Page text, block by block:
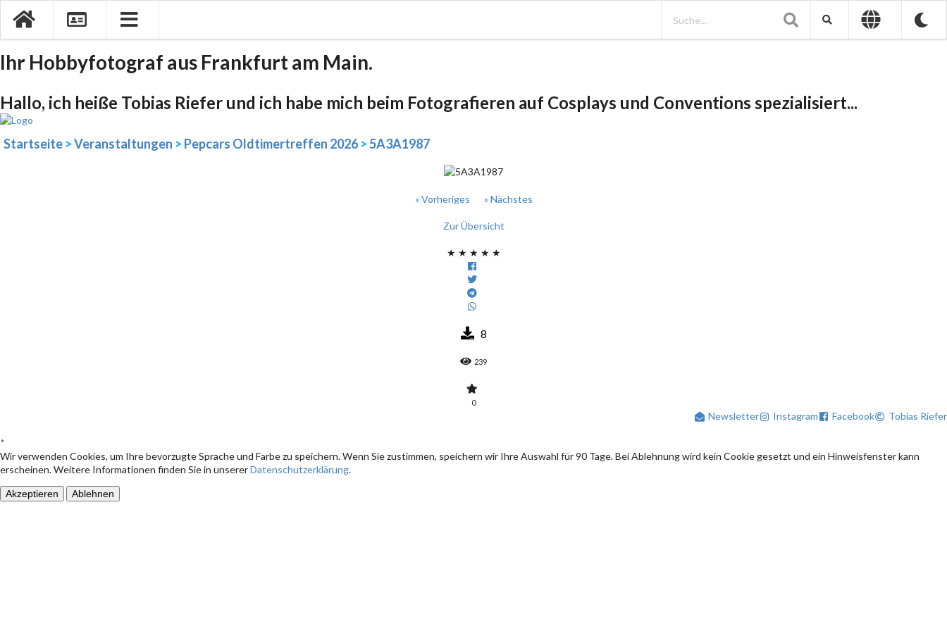
Ihr Hobbyfotograf aus Frankfurt am Main.
Hallo, ich heiße Tobias Riefer und ich habe mich beim Fotografieren auf Cosplays und Conventions spezialisiert...
Startseite >Veranstaltungen > Pepcars Oldtimertreffen 2026 >5A3A1987
« Vorheriges » Nächstes
Zur Übersicht
★ ★ ★ ★ ★
8
239
0
Newsletter Instagram Facebook Tobias Riefer
*
Wir verwenden Cookies, um Ihre bevorzugte Sprache und Farbe zu speichern. Wenn Sie zustimmen, speichern wir Ihre Auswahl für 90 Tage. Bei Ablehnung wird kein Cookie gesetzt und ein Hinweisfenster kann
erscheinen. Weitere Informationen finden Sie in unsererDatenschutzerklärung.
Akzeptieren Ablehnen